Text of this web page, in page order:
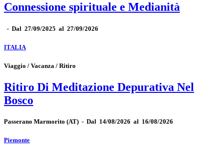
Connessione spirituale e Medianità
- Dal 27/09/2025 al 27/09/2026
ITALIA
Viaggio / Vacanza / Ritiro
Ritiro Di Meditazione Depurativa Nel
Bosco
Passerano Marmorito (AT) - Dal 14/08/2026 al 16/08/2026
Piemonte